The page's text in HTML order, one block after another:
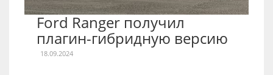
Ford Ranger получил
плагин-гибридную версию
18.09.2024